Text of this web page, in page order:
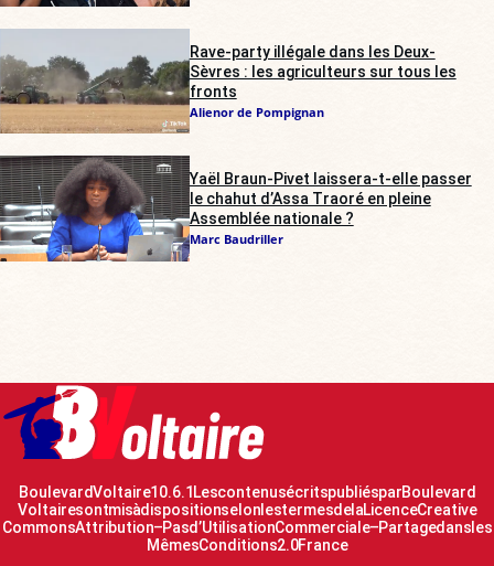
Rave-party illégale dans les Deux-
Sèvres : les agriculteurs sur tous les
fronts
Alienor de Pompignan
Yaël Braun-Pivet laissera-t-elle passer
le chahut d’Assa Traoré en pleine
Assemblée nationale ?
Marc Baudriller
Boulevard Voltaire 10.6.1 Les contenus écrits publiés par Boulevard
Voltaire sont mis à disposition selon les termes de la Licence Creative
Commons Attribution – Pas d’Utilisation Commerciale – Partage dans les
Mêmes Conditions 2.0 France